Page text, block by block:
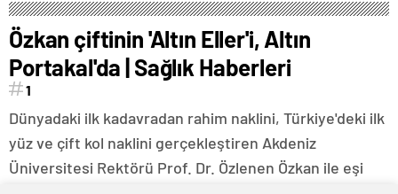
Özkan çiftinin 'Altın Eller'i, Altın
Portakal'da | Sağlık Haberleri
1
Dünyadaki ilk kadavradan rahim naklini, Türkiye'deki ilk
yüz ve çift kol naklini gerçekleştiren Akdeniz
Üniversitesi Rektörü Prof. Dr. Özlenen Özkan ile eşi